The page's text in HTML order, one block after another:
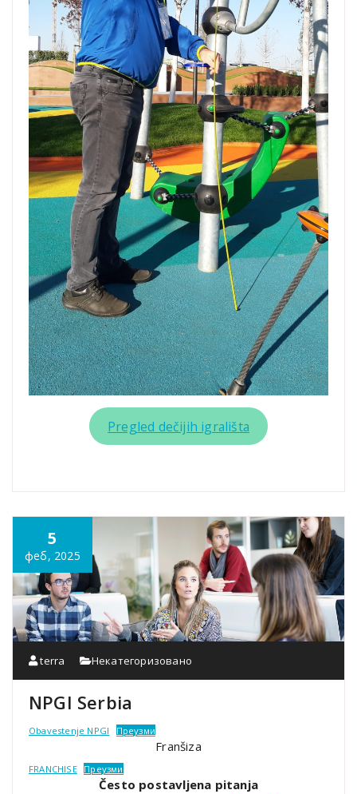
Pregled dečijih igrališta
5
феб, 2025
terra Некатегоризовано
NPGI Serbia
Obavestenje NPGI Преузми
Franšiza
FRANCHISE Преузми
Često postavljena pitanja